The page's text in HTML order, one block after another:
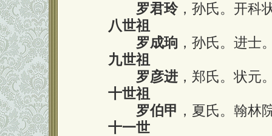
罗君玲，孙氏。开科
八世祖
罗成珦 ，孙氏。进士
九世祖
罗彦进 ，郑氏。状元
十世祖
罗伯甲 ，夏氏。翰林
十一世